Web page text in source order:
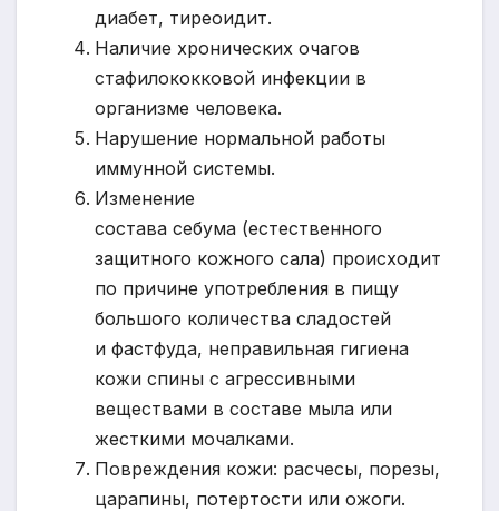
диабет, тиреоидит.
Наличие хронических очагов
стафилококковой инфекции в
организме человека.
Нарушение нормальной работы
иммунной системы.
Изменение
состава себума (естественного
защитного кожного сала) происходит
по причине употребления в пищу
большого количества сладостей
и фастфуда, неправильная гигиена
кожи спины с агрессивными
веществами в составе мыла или
жесткими мочалками.
Повреждения кожи: расчесы, порезы,
царапины, потертости или ожоги.